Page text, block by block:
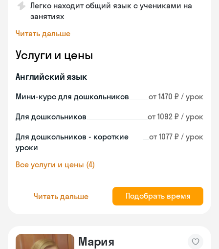
Легко находит общий язык с учениками на
занятиях
Читать дальше
Услуги и цены
Английский язык
Мини-курс для дошкольников от 1470 ₽ / урок
Для дошкольников от 1092 ₽ / урок
Для дошкольников - короткие
уроки
от 1077 ₽ / урок
Все услуги и цены (4)
Читать дальше Подобрать время
Мария